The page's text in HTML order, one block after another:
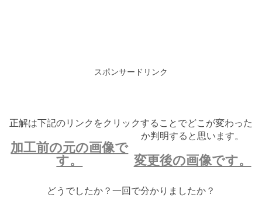
スポンサードリンク
正解は下記のリンクをクリックすることでどこが変わった
か判明すると思います。
加工前の元の画像で
す。
変更後の画像です。
どうでしたか？一回で分かりましたか？